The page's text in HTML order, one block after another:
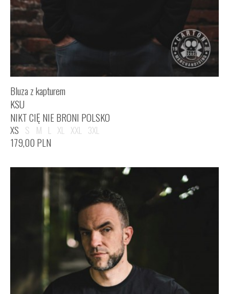
Bluza z kapturem
KSU
NIKT CIĘ NIE BRONI POLSKO
XS S M L XL XXL 3XL
179,00 PLN